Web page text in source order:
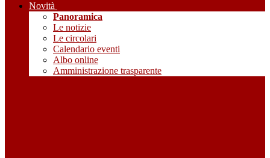
Novità
Panoramica
Le notizie
Le circolari
Calendario eventi
Albo online
Amministrazione trasparente